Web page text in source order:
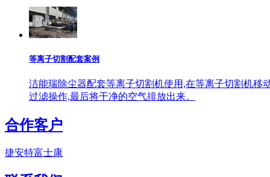
等离子切割配套案例
洁能瑞除尘器配套等离子切割机使用,在等离子切割机移
过滤操作,最后将干净的空气排放出来。
合作客户
捷安特富士康